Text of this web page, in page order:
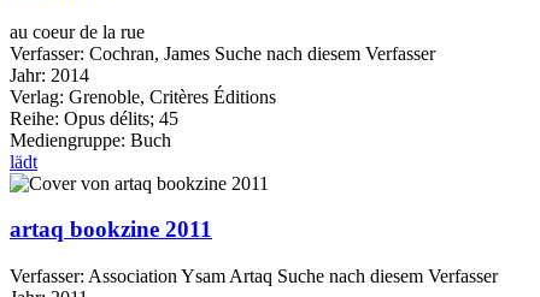
au coeur de la rue
Verfasser: Cochran, James Suche nach diesem Verfasser
Jahr: 2014
Verlag: Grenoble, Critères Éditions
Reihe: Opus délits; 45
Mediengruppe: Buch
lädt
artaq bookzine 2011
Verfasser: Association Ysam Artaq Suche nach diesem Verfasser